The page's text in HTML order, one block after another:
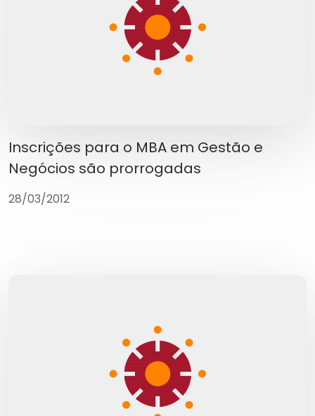
Inscrições para o MBA em Gestão e
Negócios são prorrogadas
28/03/2012